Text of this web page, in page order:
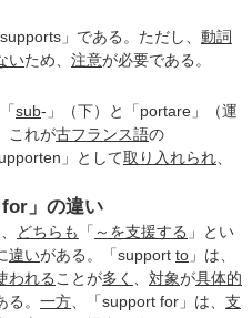
」である。ただし、 動詞
いため、 注意が必要である。
sub-」（下）と「portare」（運
これが古フランス語の
」として取り入れられ
」の違い
どちらも 「 ～を支援する 」とい
違いがある。「support to 」は、
われる ことが多く 対象が具体的
る。 一方 、「support for」は、 支